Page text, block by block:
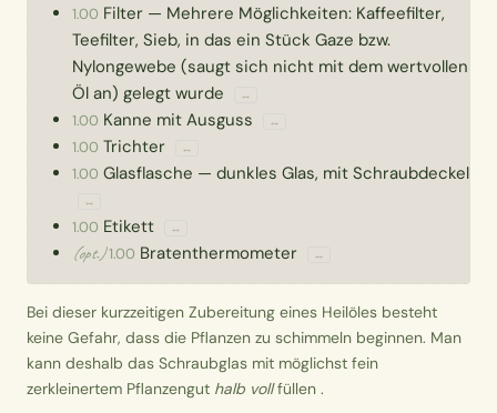
1.00 Filter — Mehrere Möglichkeiten: Kaffeefilter,
Teefilter, Sieb, in das ein Stück Gaze bzw.
Nylongewebe (saugt sich nicht mit dem wertvollen
Öl an) gelegt wurde
↔
1.00 Kanne mit Ausguss ↔
1.00 Trichter ↔
1.00 Glasflasche — dunkles Glas, mit Schraubdeckel
↔
1.00 Etikett ↔
(opt.) 1.00 Bratenthermometer ↔
Bei dieser kurzzeitigen Zubereitung eines Heilöles besteht
keine Gefahr, dass die Pflanzen zu schimmeln beginnen. Man
kann deshalb das Schraubglas mit möglichst fein
zerkleinertem Pflanzengut halb vollfüllen .